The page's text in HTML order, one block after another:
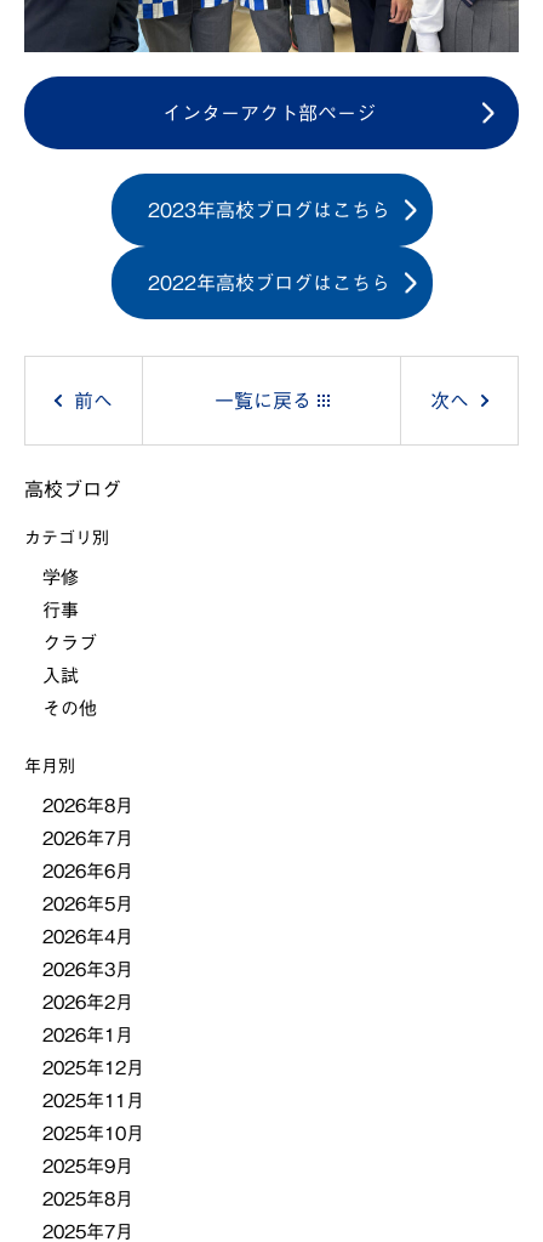
インターアクト部ページ
2023年高校ブログはこちら
2022年高校ブログはこちら
稿
ナ
ゲ
ー
ョ
ン
前へ 一覧に戻る 次へ
高校ブログ
カテゴリ別
学修
行事
クラブ
入試
その他
年月別
2026年8月
2026年7月
2026年6月
2026年5月
2026年4月
2026年3月
2026年2月
2026年1月
2025年12月
2025年11月
2025年10月
2025年9月
2025年8月
2025年7月